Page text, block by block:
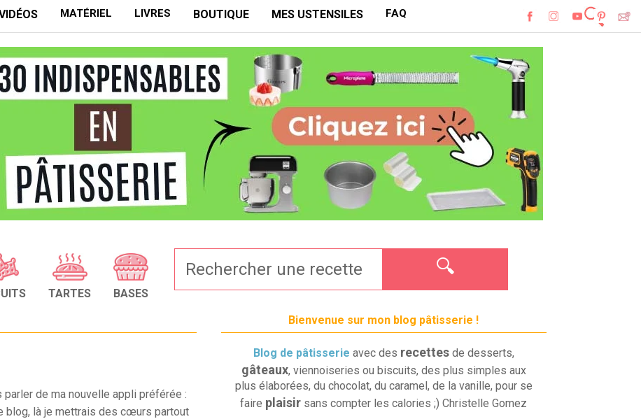
MATÉRIEL LIVRES BOUTIQUE MES USTENSILES FAQ
TARTES BASES
🔍
de ma nouvelle appli préférée :
blog, là je mettrais des cœurs partout
Bienvenue sur mon blog pâtisserie !
Blog de pâtisserie avec des recettes de desserts,
gâteaux, viennoiseries ou biscuits, des plus simples aux
plus élaborées, du chocolat, du caramel, de la vanille, pour se
faire plaisir sans compter les calories ;) Christelle Gomez